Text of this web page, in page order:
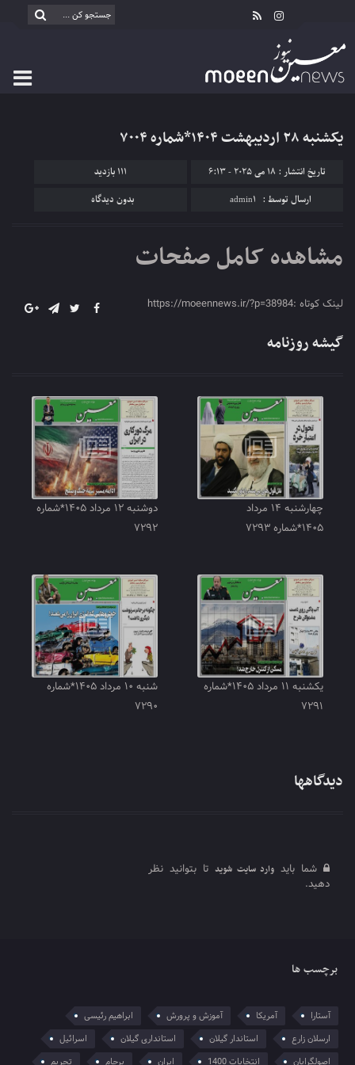
یکشنبه ۲۸ اردیبهشت ۱۴۰۴*شماره ۷۰۰۴
تاریخ انتشار : 18 می 2025 - 6:13 111 بازدید
ارسال توسط : admin1 بدون دیدگاه
مشاهده کامل صفحات
لینک کوتاه :https://moeennews.ir/?p=38984
گیشه روزنامه
چهارشنبه ۱۴ مرداد
۱۴۰۵*شماره ۷۲۹۳
دوشنبه ۱۲ مرداد ۱۴۰۵*شماره
۷۲۹۲
یکشنبه ۱۱ مرداد ۱۴۰۵*شماره
۷۲۹۱
شنبه ۱۰ مرداد ۱۴۰۵*شماره
۷۲۹۰
دیدگاهها
شما باید وارد سایت شوید تا بتوانید نظر
دهید.
برچسب ها
آستارا آمریکا آموزش و پرورش
ابراهیم رئیسی
ارسلان زارع
استاندار گیلان استانداری گیلان
اسرائیل
اصولگرایان
انتخابات 1400 ایران برجام تحریم